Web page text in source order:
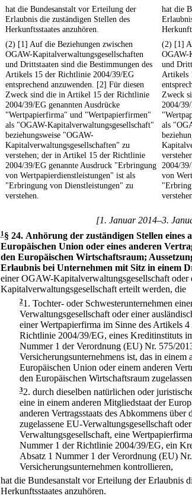
hat die Bundesanstalt vor Erteilung der
Erlaubnis die zuständigen Stellen des
Herkunftsstaates anzuhören.
hat die
(2) [1] Auf die Beziehungen zwischen
OGAW-Kapitalverwaltungsgesellschaften
und Drittstaaten sind die Bestimmungen des
Artikels 15 der Richtlinie 2004/39/EG
entsprechend anzuwenden. [2] Für diesen
Zweck sind die in Artikel 15 der Richtlinie
2004/39/EG genannten Ausdrücke
"Wertpapierfirma" und "Wertpapierfirmen"
als "OGAW-Kapitalverwaltungsgesellschaft"
beziehungsweise "OGAW-
Kapitalverwaltungsgesellschaften" zu
verstehen; der in Artikel 15 der Richtlinie
2004/39/EG genannte Ausdruck "Erbringung
von Wertpapierdienstleistungen" ist als
"Erbringung von Dienstleistungen" zu
verstehen.
(2) [1]
OGAW-
und
Artikels
Zweck
2004/
als
2004/
von
[1. Januar 2014–3.
1§ 24. Anhörung der zuständigen Stellen eines
Europäischen Union oder eines anderen
den Europäischen Wirtschaftsraum;
Erlaubnis bei Unternehmen mit Sitz in einem
einer OGAW-Kapitalverwaltungsgesellschaft oder
Kapitalverwaltungsgesellschaft erteilt werden, die
21. Tochter- oder Schwesterunternehmen
Verwaltungsgesellschaft oder einer
einer Wertpapierfirma im Sinne des Artikels
Richtlinie 2004/39/EG, eines Kreditinstituts
Nummer 1 der Verordnung (EU) Nr. 575/
Versicherungsunternehmens ist, das in einem
Europäischen Union oder einem anderen
den Europäischen Wirtschaftsraum
32. durch dieselben natürlichen oder
eine in einem anderen Mitgliedstaat der
anderen Vertragsstaats des Abkommens
zugelassene EU-Verwaltungsgesellschaft
Verwaltungsgesellschaft, eine
Nummer 1 der Richtlinie 2004/39/EG, ein
Absatz 1 Nummer 1 der Verordnung (EU)
Versicherungsunternehmen kontrollieren,
hat die Bundesanstalt vor Erteilung der Erlaubnis
Herkunftsstaates anzuhören.